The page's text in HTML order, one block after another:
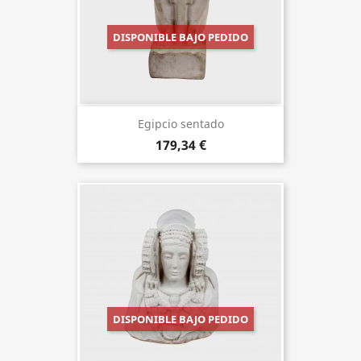
Egipcio sentado
179,34 €
DISPONIBLE BAJO PEDIDO
DISPONIBLE BAJO PEDIDO